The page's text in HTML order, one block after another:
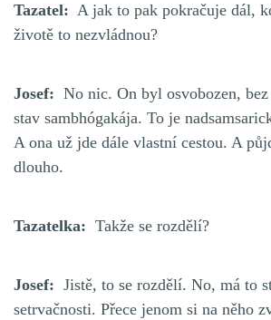
Tazatel: A jak to pak pokračuje dál,
životě to nezvládnou?
Josef: No nic. On byl osvobozen,
stav sambhógakája. To je
A ona už jde dále vlastní cestou. A
dlouho.
Tazatelka: Takže se rozdělí?
Josef: Jistě, to se rozdělí. No, má to
setrvačnosti. Přece jenom si na něho